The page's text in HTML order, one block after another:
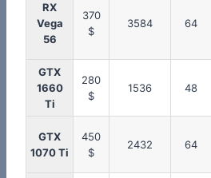
RX
Vega
56
370
$
3584 64
GTX
1660
Ti
280
$
1536 48
GTX
1070 Ti
450
$
2432 64